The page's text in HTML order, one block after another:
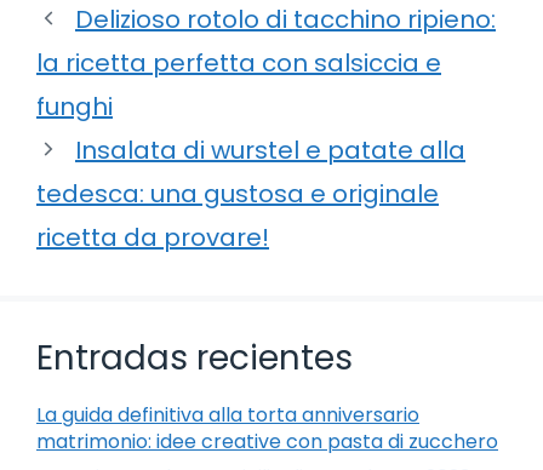
Delizioso rotolo di tacchino ripieno:
la ricetta perfetta con salsiccia e
funghi
Insalata di wurstel e patate alla
tedesca: una gustosa e originale
ricetta da provare!
Entradas recientes
La guida definitiva alla torta anniversario
matrimonio: idee creative con pasta di zucchero